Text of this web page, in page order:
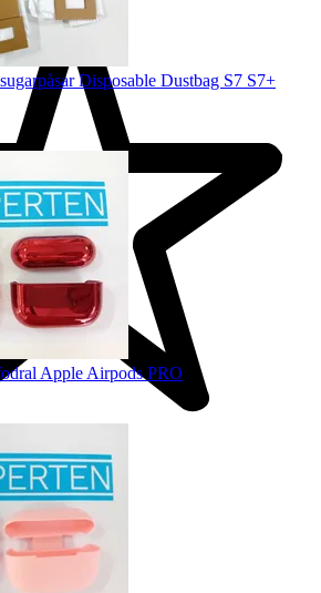
Disposable Dustbag S7 S7+
Apple Airpods PRO